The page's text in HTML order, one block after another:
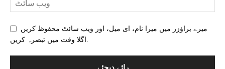
میرے براؤزر میں میرا نام، ای میل، اور ویب سائٹ محفوظ کریں